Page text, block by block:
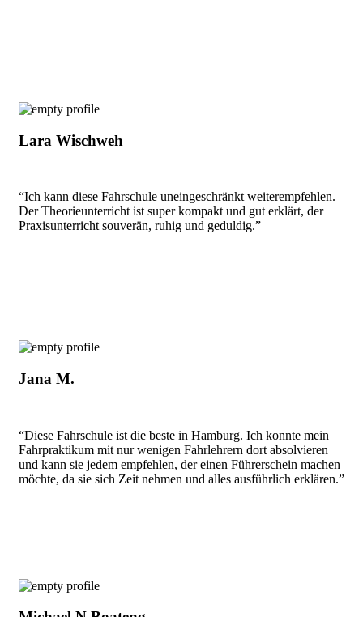
Lara Wischweh
“Ich kann diese Fahrschule uneingeschränkt weiterempfehlen.
Der Theorieunterricht ist super kompakt und gut erklärt, der
Praxisunterricht souverän, ruhig und geduldig.”
Jana M.
“Diese Fahrschule ist die beste in Hamburg. Ich konnte mein
Fahrpraktikum mit nur wenigen Fahrlehrern dort absolvieren
und kann sie jedem empfehlen, der einen Führerschein machen
möchte, da sie sich Zeit nehmen und alles ausführlich erklären.”